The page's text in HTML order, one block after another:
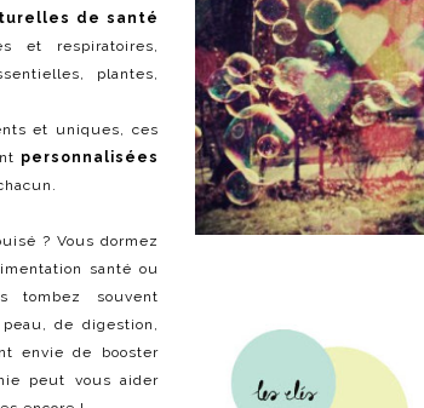
de santé
et respiratoires,
plantes,
et uniques, ces
personnalisées
? Vous dormez
santé ou
tombez souvent
de digestion,
envie de booster
peut vous aider